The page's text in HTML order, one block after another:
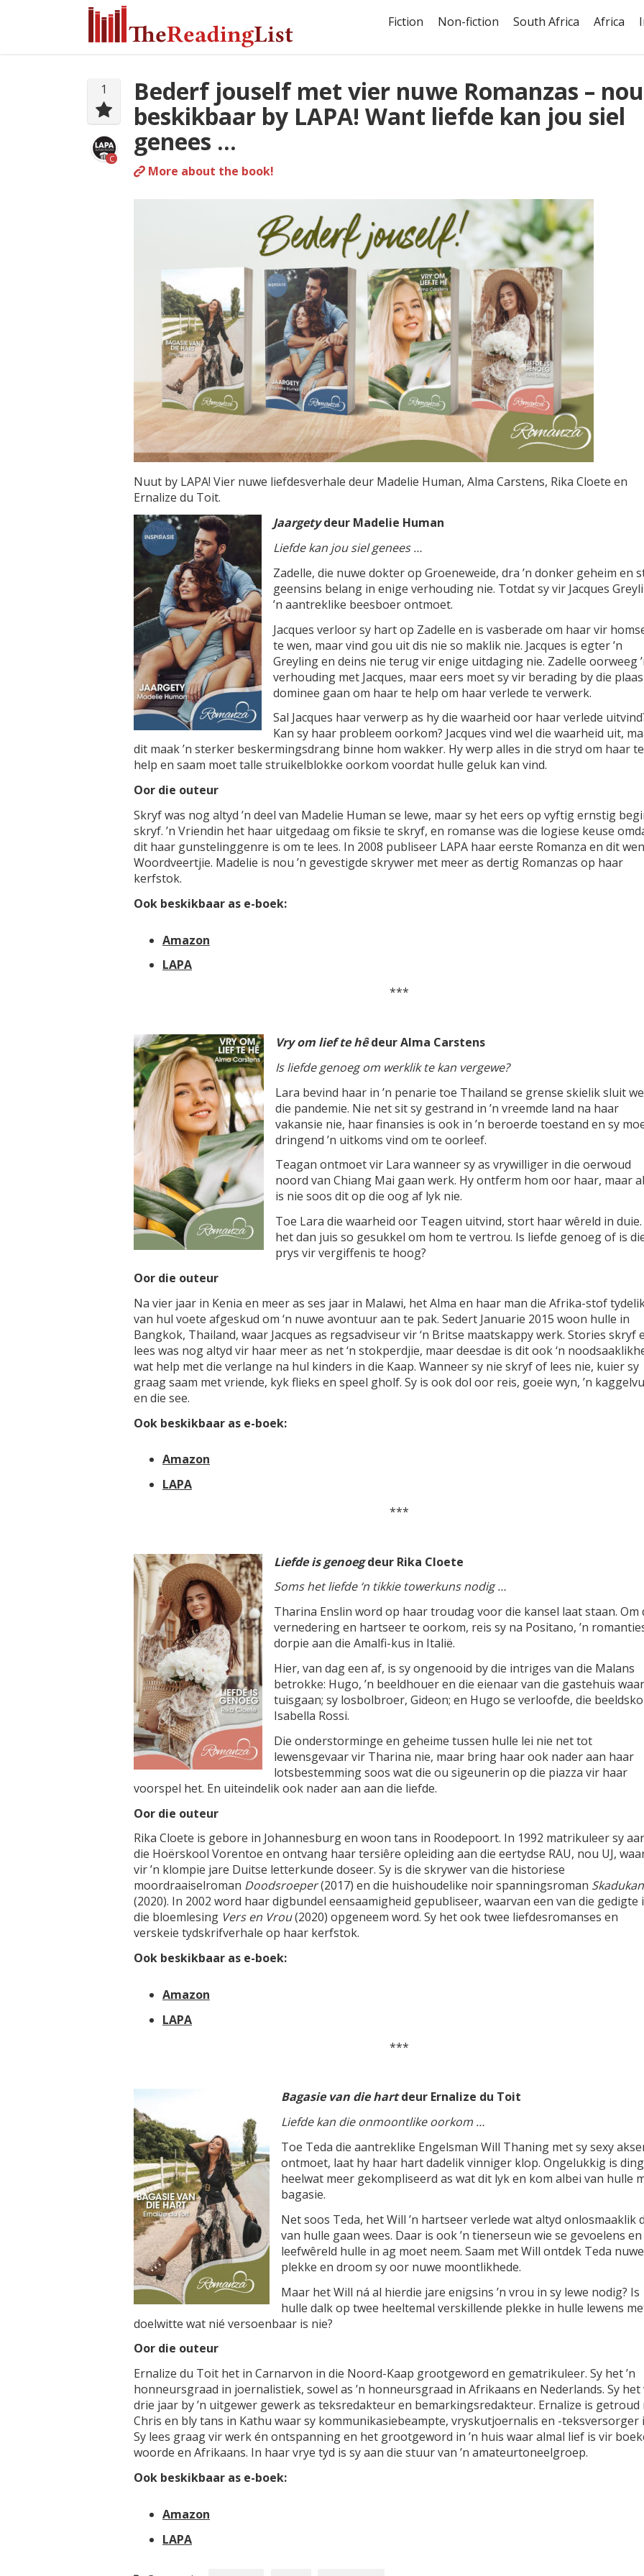
Fiction Non-fiction South Africa Africa
1
C
Bederf jouself met vier nuwe Romanzas – nou
beskikbaar by LAPA! Want liefde kan jou siel
genees …
More about the book!
Nuut by LAPA! Vier nuwe liefdesverhale deur Madelie Human, Alma Carstens, Rika Cloete en
Ernalize du Toit.
Jaargetydeur Madelie Human
Liefde kan jou siel genees …
Zadelle, die nuwe dokter op Groeneweide, dra ’n donker geheim en
geensins belang in enige verhouding nie. Totdat sy vir Jacques
’n aantreklike beesboer ontmoet.
Jacques verloor sy hart op Zadelle en is vasberade om haar vir
te wen, maar vind gou uit dis nie so maklik nie. Jacques is egter ’n
Greyling en deins nie terug vir enige uitdaging nie. Zadelle oorweeg
verhouding met Jacques, maar eers moet sy vir berading by die
dominee gaan om haar te help om haar verlede te verwerk.
Sal Jacques haar verwerp as hy die waarheid oor haar verlede
Kan sy haar probleem oorkom? Jacques vind wel die waarheid uit,
dit maak ’n sterker beskermingsdrang binne hom wakker. Hy werp alles in die stryd om haar te
help en saam moet talle struikelblokke oorkom voordat hulle geluk kan vind.
Oor die outeur
Skryf was nog altyd ’n deel van Madelie Human se lewe, maar sy het eers op vyftig ernstig
skryf. ’n Vriendin het haar uitgedaag om fiksie te skryf, en romanse was die logiese keuse
dit haar gunstelinggenre is om te lees. In 2008 publiseer LAPA haar eerste Romanza en dit wen
Woordveertjie. Madelie is nou ’n gevestigde skrywer met meer as dertig Romanzas op haar
kerfstok.
Ook beskikbaar as e-boek:
Amazon
LAPA
***
Vry om lief te hêdeur Alma Carstens
Is liefde genoeg om werklik te kan vergewe?
Lara bevind haar in ’n penarie toe Thailand se grense skielik sluit
die pandemie. Nie net sit sy gestrand in ’n vreemde land na haar
vakansie nie, haar finansies is ook in ’n beroerde toestand en sy
dringend ’n uitkoms vind om te oorleef.
Teagan ontmoet vir Lara wanneer sy as vrywilliger in die oerwoud
noord van Chiang Mai gaan werk. Hy ontferm hom oor haar, maar
is nie soos dit op die oog af lyk nie.
Toe Lara die waarheid oor Teagen uitvind, stort haar wêreld in duie.
het dan juis so gesukkel om hom te vertrou. Is liefde genoeg of is
prys vir vergiffenis te hoog?
Oor die outeur
Na vier jaar in Kenia en meer as ses jaar in Malawi, het Alma en haar man die Afrika-stof
van hul voete afgeskud om ‘n nuwe avontuur aan te pak. Sedert Januarie 2015 woon hulle in
Bangkok, Thailand, waar Jacques as regsadviseur vir ‘n Britse maatskappy werk. Stories skryf
lees was nog altyd vir haar meer as net ‘n stokperdjie, maar deesdae is dit ook ‘n
wat help met die verlange na hul kinders in die Kaap. Wanneer sy nie skryf of lees nie, kuier sy
graag saam met vriende, kyk flieks en speel gholf. Sy is ook dol oor reis, goeie wyn, ’n
en die see.
Ook beskikbaar as e-boek:
Amazon
LAPA
***
Liefde is genoegdeur Rika Cloete
Soms het liefde ‘n tikkie towerkuns nodig …
Tharina Enslin word op haar troudag voor die kansel laat staan. Om
vernedering en hartseer te oorkom, reis sy na Positano, ’n
dorpie aan die Amalfi-kus in Italië.
Hier, van dag een af, is sy ongenooid by die intriges van die Malans
betrokke: Hugo, ’n beeldhouer en die eienaar van die gastehuis
tuisgaan; sy losbolbroer, Gideon; en Hugo se verloofde, die
Isabella Rossi.
Die onderstorminge en geheime tussen hulle lei nie net tot
lewensgevaar vir Tharina nie, maar bring haar ook nader aan haar
lotsbestemming soos wat die ou sigeunerin op die piazza vir haar
voorspel het. En uiteindelik ook nader aan aan die liefde.
Oor die outeur
Rika Cloete is gebore in Johannesburg en woon tans in Roodepoort. In 1992 matrikuleer sy
die Hoërskool Vorentoe en ontvang haar tersiêre opleiding aan die eertydse RAU, nou UJ,
vir ’n klompie jare Duitse letterkunde doseer. Sy is die skrywer van die historiese
moordraaiselroman Doodsroeper(2017) en die huishoudelike noir spanningsroman
(2020). In 2002 word haar digbundel eensaamigheid gepubliseer, waarvan een van die gedigte
die bloemlesing Vers en Vrou(2020) opgeneem word. Sy het ook twee liefdesromanses en
verskeie tydskrifverhale op haar kerfstok.
Ook beskikbaar as e-boek:
Amazon
LAPA
***
Bagasie van die hartdeur Ernalize du Toit
Liefde kan die onmoontlike oorkom …
Toe Teda die aantreklike Engelsman Will Thaning met sy sexy
ontmoet, laat hy haar hart dadelik vinniger klop. Ongelukkig is
heelwat meer gekompliseerd as wat dit lyk en kom albei van hulle
bagasie.
Net soos Teda, het Will ’n hartseer verlede wat altyd onlosmaaklik
van hulle gaan wees. Daar is ook ’n tienerseun wie se gevoelens en
leefwêreld hulle in ag moet neem. Saam met Will ontdek Teda nuwe
plekke en droom sy oor nuwe moontlikhede.
Maar het Will ná al hierdie jare enigsins ’n vrou in sy lewe nodig? Is
hulle dalk op twee heeltemal verskillende plekke in hulle lewens
doelwitte wat nié versoenbaar is nie?
Oor die outeur
Ernalize du Toit het in Carnarvon in die Noord-Kaap grootgeword en gematrikuleer. Sy het ’n
honneursgraad in joernalistiek, sowel as ’n honneursgraad in Afrikaans en Nederlands. Sy het
drie jaar by ’n uitgewer gewerk as teksredakteur en bemarkingsredakteur. Ernalize is getroud
Chris en bly tans in Kathu waar sy kommunikasiebeampte, vryskutjoernalis en -teksversorger
Sy lees graag vir werk én ontspanning en het grootgeword in ’n huis waar almal lief is vir
woorde en Afrikaans. In haar vrye tyd is sy aan die stuur van ’n amateurtoneelgroep.
Ook beskikbaar as e-boek:
Amazon
LAPA